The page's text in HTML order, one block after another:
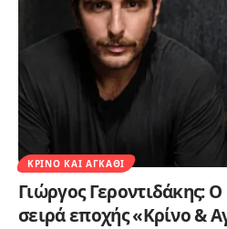
ΚΡΊΝΟ ΚΑΙ ΑΓΚΆΘΙ
Γιώργος Γεροντιδάκης:
σειρά εποχής «Κρίνο &